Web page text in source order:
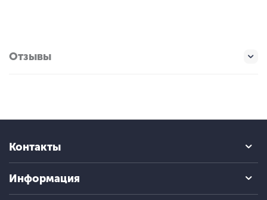
Отзывы
Контакты
Информация